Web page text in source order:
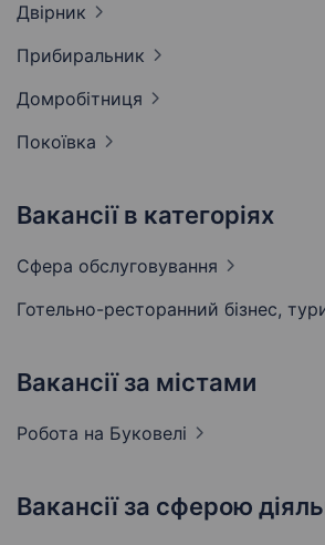
Двірник
Прибиральник
Домробітниця
Покоївка
Вакансії в категоріях
Сфера обслуговування
Готельно-ресторанний бізнес,
Вакансії за містами
Робота на Буковелі
Вакансії за сферою